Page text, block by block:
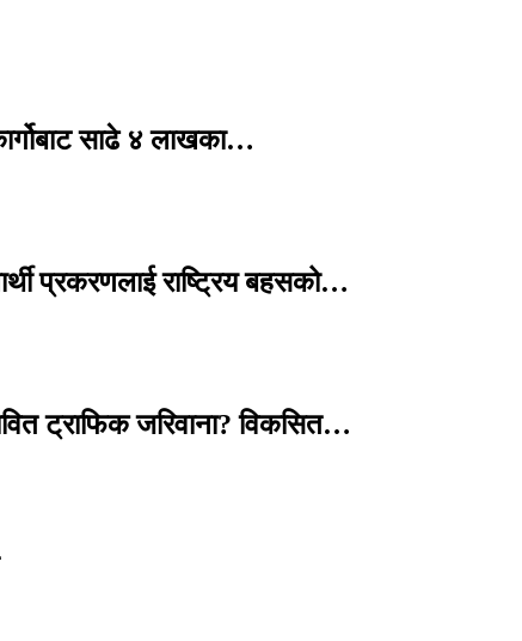
साढे ४ लाखका…
प्रकरणलाई राष्ट्रिय बहसको…
ट्राफिक जरिवाना? विकसित…